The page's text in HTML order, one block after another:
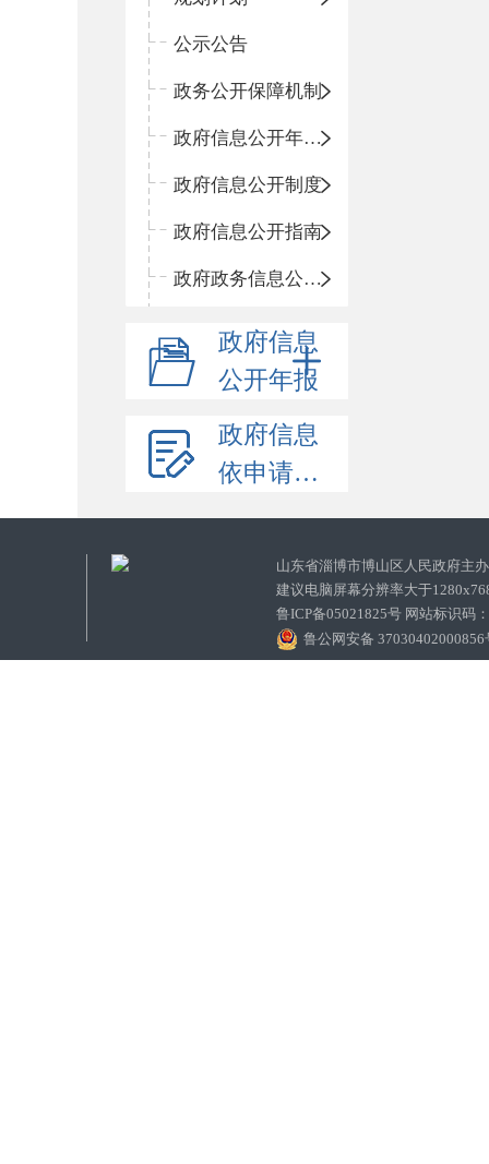
公示公告
政务公开保障机制
政府信息公开年度报告
政府信息公开制度
政府信息公开指南
政府政务信息公开目录
政府信息
公开年报
政府信息
依申请公开
山东省淄博市博山区人民政府
建议电脑屏幕分辨率大于
鲁ICP备05021825号 网站标识码
鲁公网安备 37030402000856